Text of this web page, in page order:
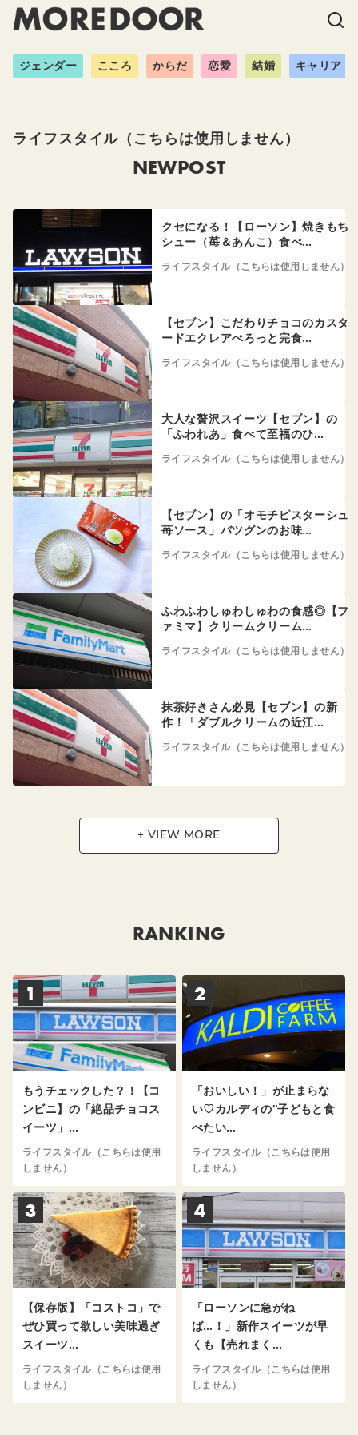
ジェンダー こころ からだ 恋愛 結婚 キャリア
ライフスタイル（こちらは使用しません）
NEWPOST
クセになる！【ローソン】焼きもち
シュー（苺＆あんこ）食べ…
ライフスタイル（こちらは使用しません）
【セブン】こだわりチョコのカスタ
ードエクレアぺろっと完食…
ライフスタイル（こちらは使用しません）
大人な贅沢スイーツ【セブン】の
「ふわれあ」食べて至福のひ…
ライフスタイル（こちらは使用しません）
【セブン】の「オモチピスターシュ
苺ソース」バツグンのお味…
ライフスタイル（こちらは使用しません）
ふわふわしゅわしゅわの食感◎【フ
ァミマ】クリームクリーム…
ライフスタイル（こちらは使用しません）
抹茶好きさん必見【セブン】の新
作！「ダブルクリームの近江…
ライフスタイル（こちらは使用しません）
+ VIEW MORE
RANKING
1
もうチェックした？！【コ
ンビニ】の「絶品チョコス
イーツ」…
ライフスタイル（こちらは使用
しません）
2
「おいしい！」が止まらな
い♡カルディの“子どもと食
べたい…
ライフスタイル（こちらは使用
しません）
3
【保存版】「コストコ」で
ぜひ買って欲しい美味過ぎ
スイーツ…
ライフスタイル（こちらは使用
しません）
4
「ローソンに急がね
ば…！」新作スイーツが早
くも【売れまく…
ライフスタイル（こちらは使用
しません）